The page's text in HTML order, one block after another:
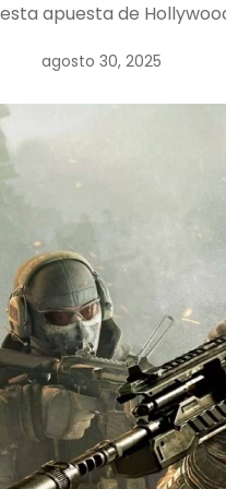
apuesta de
agosto 30, 2025